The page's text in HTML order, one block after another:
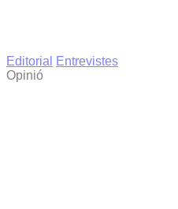
Editorial
Entrevistes
Opinió